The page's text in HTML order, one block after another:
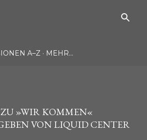
A–Z MEHR…
»WIR KOMMEN«
VON LIQUID CENTER